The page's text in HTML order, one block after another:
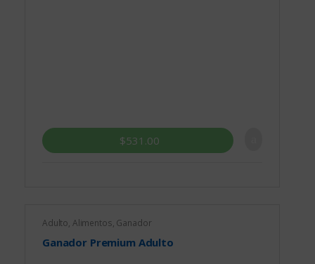
$531.00
Adulto, Alimentos, Ganador
Ganador Premium Adulto